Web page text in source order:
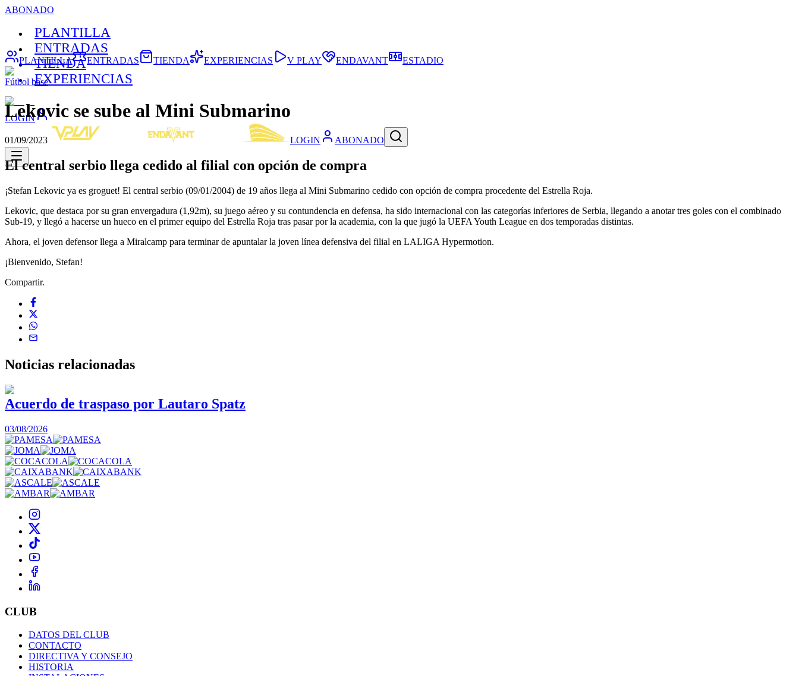
ABONADO
PLANTILLA
ENTRADAS
TIENDA
EXPERIENCIAS
LOGIN
LOGIN ABONADO
PLANTILLA ENTRADAS TIENDA EXPERIENCIAS V PLAY ENDAVANT ESTADIO
Fútbol base
Lekovic se sube al Mini Submarino
01/09/2023
El central serbio llega cedido al filial con opción de compra
¡Stefan Lekovic ya es groguet! El central serbio (09/01/2004) de 19 años llega al Mini Submarino cedido con opción de compra procedente del Estrella Roja.
Lekovic, que destaca por su gran envergadura (1,92m), su juego aéreo y su contundencia en defensa, ha sido internacional con las categorías inferiores de Serbia, llegando a anotar tres goles con el combinado
Sub-19, y llegó a hacerse un hueco en el primer equipo del Estrella Roja tras pasar por la academia, con la que jugó la UEFA Youth League en dos temporadas distintas.
Ahora, el joven defensor llega a Miralcamp para terminar de apuntalar la joven línea defensiva del filial en LALIGA Hypermotion.
¡Bienvenido, Stefan!
Compartir.
Noticias relacionadas
Acuerdo de traspaso por Lautaro Spatz
03/08/2026
CLUB
DATOS DEL CLUB
CONTACTO
DIRECTIVA Y CONSEJO
HISTORIA